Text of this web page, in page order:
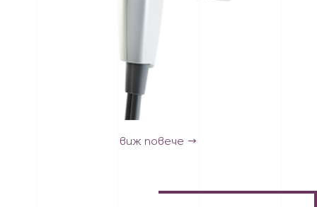
виж повече